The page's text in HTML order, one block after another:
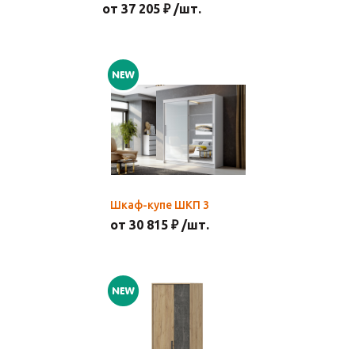
от 37 205 ₽ /шт.
Шкаф-купе ШКП 3
от 30 815 ₽ /шт.